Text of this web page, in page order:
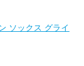
ソックス グライ